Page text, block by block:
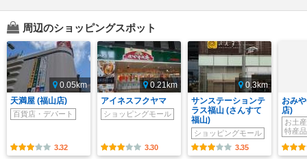
周辺のショッピングスポット
0.05km
天満屋 (福山店)
百貨店・デパート
3.32
0.21km
アイネスフクヤマ
ショッピングモール
3.30
0.3km
サンステーションテ
ラス福山 (さんすて
福山)
ショッピングモール
3.35
おみ
店)
お土
特産品